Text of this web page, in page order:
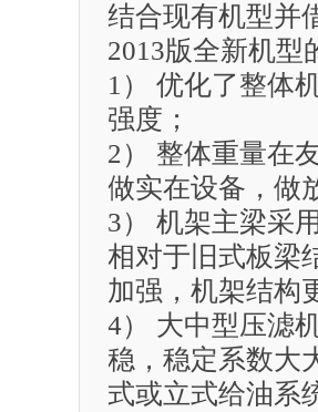
结合现有机型并
2013版全新机型
1） 优化了整体
强度；
2） 整体重量在
做实在设备，做
3） 机架主梁采
相对于旧式板梁
加强，机架结构
4） 大中型压滤
稳，稳定系数大
式或立式给油系